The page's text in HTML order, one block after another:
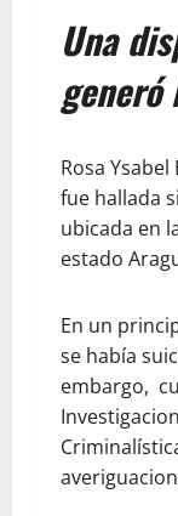
Una
Rosa
fue hallada
ubicada en
estado
En un
se había
embargo,